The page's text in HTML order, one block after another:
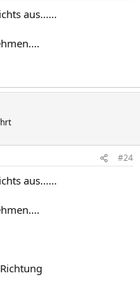
aus......
#24
aus......